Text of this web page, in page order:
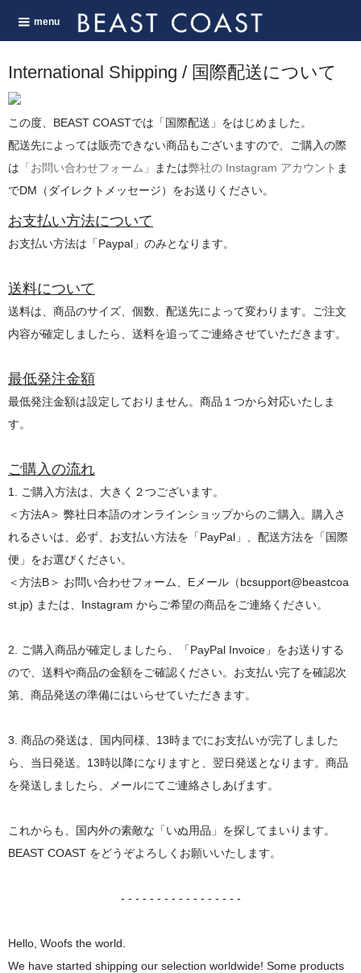
menu
International Shipping / 国際配送について
この度、BEAST COASTでは「国際配送」をはじめました。
配送先によっては販売できない商品もございますので、ご購入の際
は 「お問い合わせフォーム」 または弊社の Instagram アカウント ま
でDM（ダイレクトメッセージ）をお送りください。
お支払い方法について
お支払い方法は「Paypal」のみとなります。
送料について
送料は、商品のサイズ、個数、配送先によって変わります。ご注文
内容が確定しましたら、送料を追ってご連絡させていただきます。
最低発注金額
最低発注金額は設定しておりません。商品１つから対応いたしま
す。
ご購入の流れ
1. ご購入方法は、大きく２つございます。
＜方法A＞ 弊社日本語のオンラインショップからのご購入。購入さ
れるさいは、必ず、お支払い方法を「PayPal」、配送方法を「国際
便」をお選びください。
＜方法B＞ お問い合わせフォーム、Eメール（bcsupport@beastcoa
st.jp) または、Instagram からご希望の商品をご連絡ください。
2. ご購入商品が確定しましたら、「PayPal Invoice」をお送りする
ので、送料や商品の金額をご確認ください。お支払い完了を確認次
第、商品発送の準備にはいらせていただきます。
3. 商品の発送は、国内同様、13時までにお支払いが完了しました
ら、当日発送。13時以降になりますと、翌日発送となります。商品
を発送しましたら、メールにてご連絡さしあげます。
これからも、国内外の素敵な「いぬ用品」を探してまいります。
BEAST COAST をどうぞよろしくお願いいたします。
- - - - - - - - - - - - - - - - -
Hello, Woofs the world.
We have started shipping our selection worldwide! Some products